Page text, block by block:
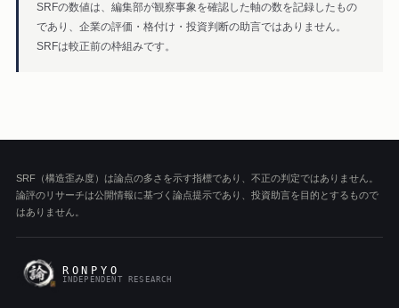
SRFの数値は、編集部が観察事象を確認した軸の数を記録したもの
であり、企業の評価・格付け・投資判断の助言ではありません。
SRFは較正前の枠組みです。
SRF（構造歪み度）は論点の多さを示す指標であり、不正の判定ではありません。
論評のリサーチは公開情報に基づく論点提示であり、投資助言を目的とするもので
はありません。
RONPYO
INDEPENDENT RESEARCH